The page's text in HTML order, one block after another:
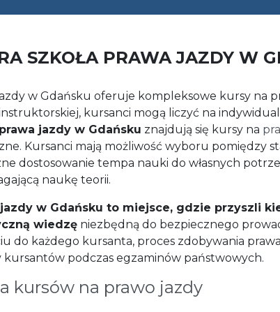
SZKOŁA PRAWA JAZDY W
w Gdańsku oferuje kompleksowe kursy na
kursanci mogą liczyć na
jazdy w Gdańsku znajdują się kursy na
Kursanci mają możliwość wyboru pomiędzy
dostosowanie tempa nauki do własnych
naukę teorii.
jazdy w Gdańsku to miejsce, gdzie przyszli
wiedzę niezbędną do bezpiecznego
do każdego kursanta, proces zdobywania
kursantów podczas egzaminów państwowych.
kursów na prawo jazdy